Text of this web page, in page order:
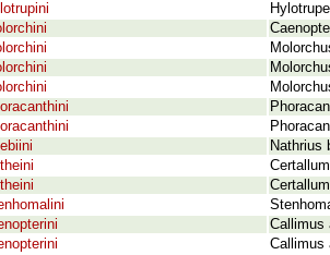
Nathrius
Callimus
Callimus